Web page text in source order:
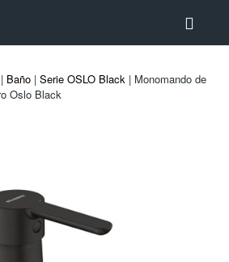
| Baño | Serie OSLO Black | Monomando de
Oslo Black